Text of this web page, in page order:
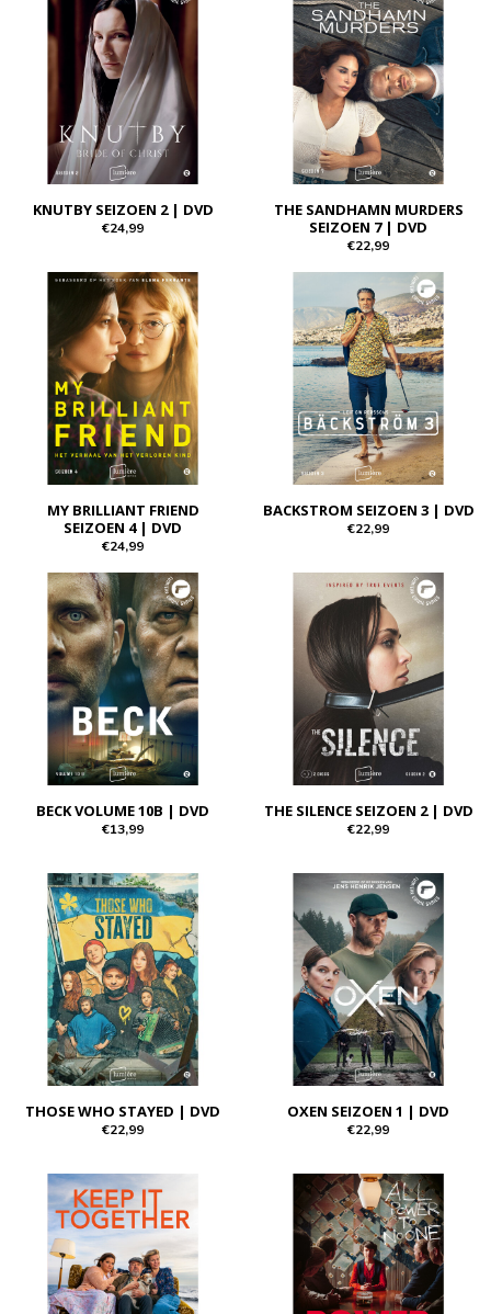
KNUTBY SEIZOEN 2 | DVD
€24,99
THE SANDHAMN MURDERS
SEIZOEN 7 | DVD
€22,99
MY BRILLIANT FRIEND
SEIZOEN 4 | DVD
€24,99
BACKSTROM SEIZOEN 3 | DVD
€22,99
BECK VOLUME 10B | DVD
€13,99
THE SILENCE SEIZOEN 2 | DVD
€22,99
THOSE WHO STAYED | DVD
€22,99
OXEN SEIZOEN 1 | DVD
€22,99